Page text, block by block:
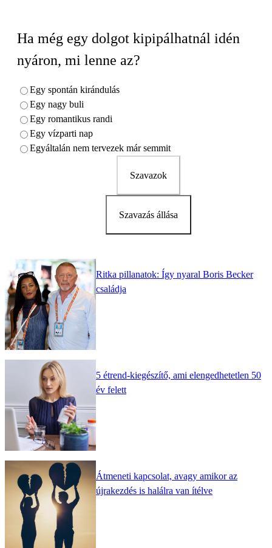
Ha még egy dolgot kipipálhatnál idén
nyáron, mi lenne az?
Egy spontán kirándulás
Egy nagy buli
Egy romantikus randi
Egy vízparti nap
Egyáltalán nem tervezek már semmit
Szavazok
Szavazás állása
Ritka pillanatok: Így nyaral Boris Becker
családja
5 étrend-kiegészítő, ami elengedhetetlen 50
év felett
Átmeneti kapcsolat, avagy amikor az
újrakezdés is halálra van ítélve